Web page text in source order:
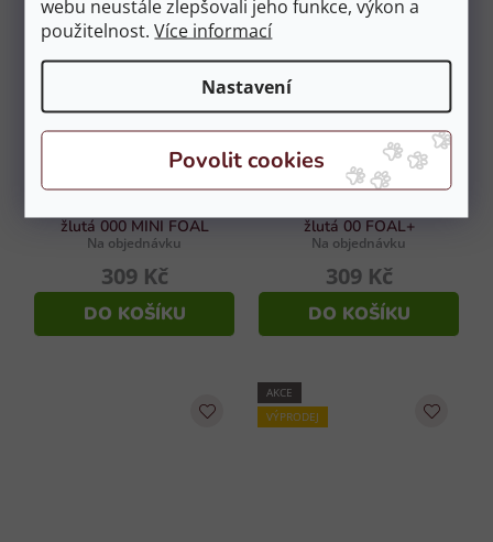
webu neustále zlepšovali jeho funkce, výkon a
použitelnost.Více informací
Nastavení
AKCE
žlutá 000 MINI FOAL
Na objednávku
309 Kč
DO KOŠÍKU
žlutá 00 FOAL+
Na objednávku
309 Kč
DO KOŠÍKU
AKCE
VÝPRODEJ